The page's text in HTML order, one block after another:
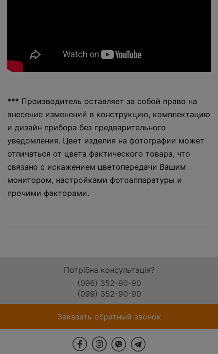
*** Производитель оставляет за собой право на
внесение изменений в конструкцию, комплектацию
и дизайн прибора без предварительного
уведомления. Цвет изделия на фотографии может
отличаться от цвета фактического товара, что
связано с искажением цветопередачи Вашим
монитором, настройками фотоаппаратуры и
прочими факторами.
Потрібна консультація?
(096) 352-90-90
(099) 352-90-90
Заказать обратный звонок